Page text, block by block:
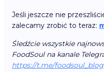
Jeśli jeszcze nie
zalecamy zrobić to teraz:
Śledźcie wszystkie
FoodSoul na kanale
https://t.me/foodsoul_blog